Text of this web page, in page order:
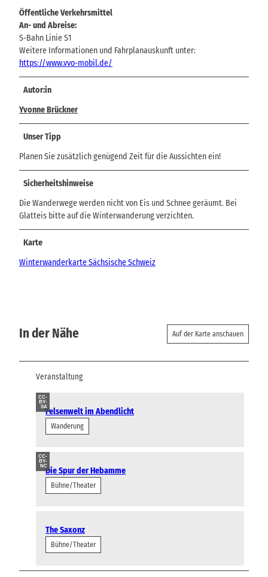
Öffentliche Verkehrsmittel
An- und Abreise:
S-Bahn Linie S1
Weitere Informationen und Fahrplanauskunft unter:
https://www.vvo-mobil.de/
Autor:in
Yvonne Brückner
Unser Tipp
Planen Sie zusätzlich genügend Zeit für die Aussichten ein!
Sicherheitshinweise
Die Wanderwege werden nicht von Eis und Schnee geräumt. Bei
Glatteis bitte auf die Winterwanderung verzichten.
Karte
Winterwanderkarte Sächsische Schweiz
In der Nähe Auf der Karte anschauen
Veranstaltung
CC-
BY-
SAFelsenwelt im Abendlicht
Wanderung
CC-
BY-
NCDie Spur der Hebamme
Bühne/Theater
The Saxonz
Bühne/Theater